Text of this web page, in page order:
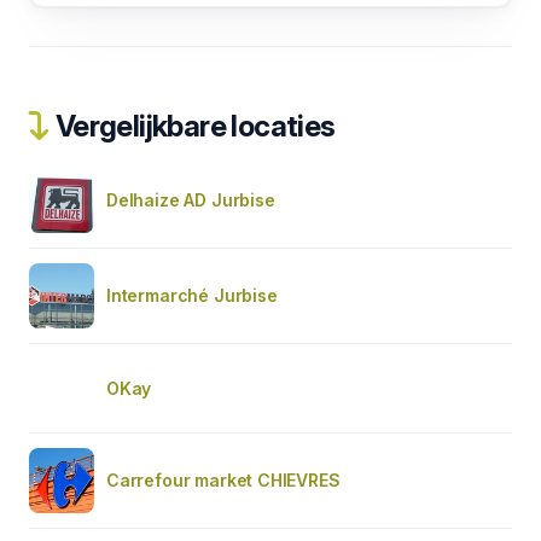
Vergelijkbare locaties
Delhaize AD Jurbise
Intermarché Jurbise
OKay
Carrefour market CHIEVRES